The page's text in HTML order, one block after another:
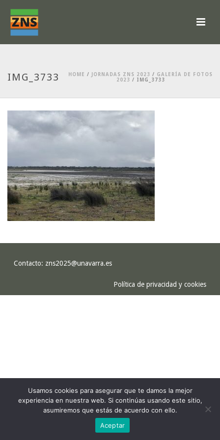
IMG_3733 HOME / JORNADAS ZNS 2023 / GALERÍA DE FOTOS
2023 / IMG_3733
Contacto: zns2025@unavarra.es
Política de privacidad y cookies
Usamos cookies para asegurar que te damos la mejor
experiencia en nuestra web. Si continúas usando este sitio,
asumiremos que estás de acuerdo con ello.
Aceptar